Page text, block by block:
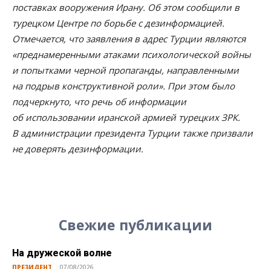
поставках вооружения Ирану. Об этом сообщили в
турецком Центре по борьбе с дезинформацией.
Отмечается, что заявления в адрес Турции являются
«преднамеренными атаками психологической войны
и попытками черной пропаганды, направленными
на подрыв конструктивной роли». При этом было
подчеркнуто, что речь об информации
об использовании иранской армией турецких ЗРК.
В администрации президента Турции также призвали
не доверять дезинформации.
Свежие публикации
На дружеской волне
ПРЕЗИДЕНТ 07/08/2026